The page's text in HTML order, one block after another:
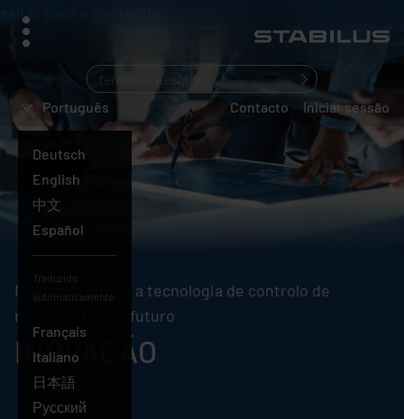
saltar para o conteúdo
menu
Português
Deutsch
English
中文
Español
Traduzido
automaticamente:
Français
Italiano
日本語
Português
Русский
Contacto Iniciar sessão
Moldando juntos a tecnologia de controlo de
movimentos do futuro
INOVAÇÃO
O
que
está
procurar?